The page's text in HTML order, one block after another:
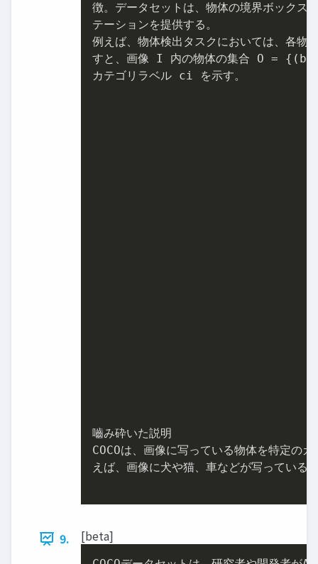
徴。データセットは、物体の境界ボックス
テーションを提供する。
例えば、物体検出タスクにおいては、各物
すと、画像 I 内の物体の集合 O
カテゴリラベル ci を示す。
嚙み砕いた説明
COCOは、画像に写っている物体を特定の
えば、画像に犬や猫、車などが写っている
9. [beta]